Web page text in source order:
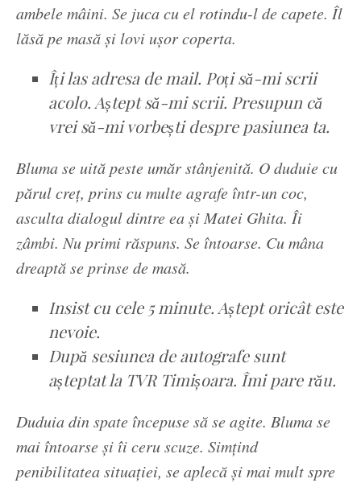
ambele mâini. Se juca cu el rotindu-l de capete. Îl
lăsă pe masă și lovi ușor coperta.
Îți las adresa de mail. Poți să-mi scrii
acolo. Aștept să-mi scrii. Presupun că
vrei să-mi vorbești despre pasiunea ta.
Bluma se uită peste umăr stânjenită. O duduie cu
părul creț, prins cu multe agrafe într-un coc,
asculta dialogul dintre ea și Matei Ghita. Îi
zâmbi. Nu primi răspuns. Se întoarse. Cu mâna
dreaptă se prinse de masă.
Insist cu cele 5 minute. Aștept oricât este
nevoie.
După sesiunea de autografe sunt
așteptat la TVR Timișoara. Îmi pare rău.
Duduia din spate începuse să se agite. Bluma se
mai întoarse și îi ceru scuze. Simțind
penibilitatea situației, se aplecă și mai mult spre